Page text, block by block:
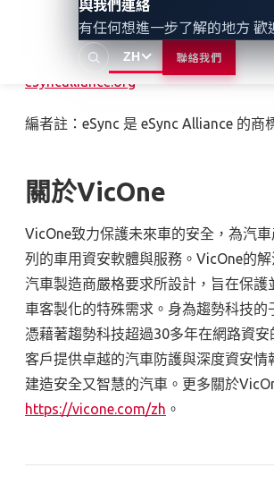
與我們連絡
有任何想進一步了解的地方 歡
ZH 聯絡我們
單、有效且安全的平台，可隨時整合到
應商無需投入額外時間和資源重新設計
OTA協議。更多資訊請參考
esyncalliance.org
編者註：eSync 是 eSync Alliance 的商
關於VicOne
VicOne致力保護未來車的安全，為汽
列的車用資安軟體與服務。 VicOne的
汽車製造商嚴格要求所設計，旨在保護
車客製化的特殊需求。身為趨勢科技的
憑藉著趨勢科技超過30多年在網路資
客戶提供卓越的汽車防護與深度資安情
建造安全又智慧的汽車。更多關於
https://vicone.com/zh 。